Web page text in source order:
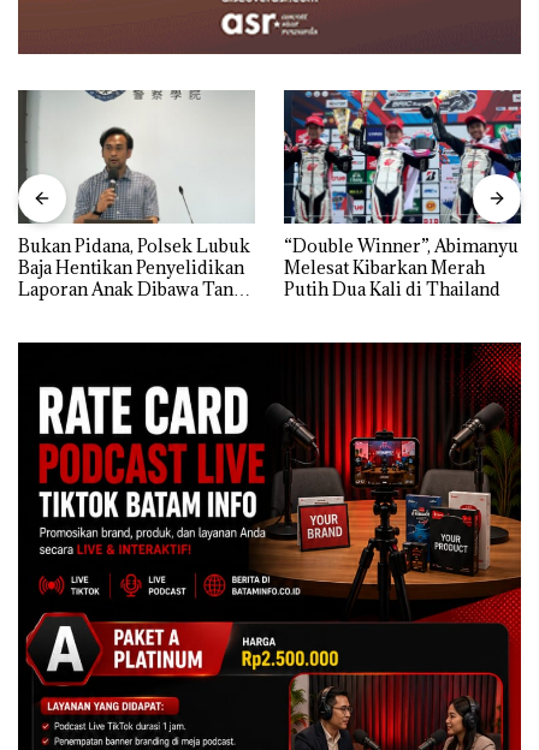
Bukan Pidana, Polsek Lubuk
Baja Hentikan Penyelidikan
Laporan Anak Dibawa Tanpa
“Double Winner”, Abimanyu
Melesat Kibarkan Merah
Putih Dua Kali di Thailand